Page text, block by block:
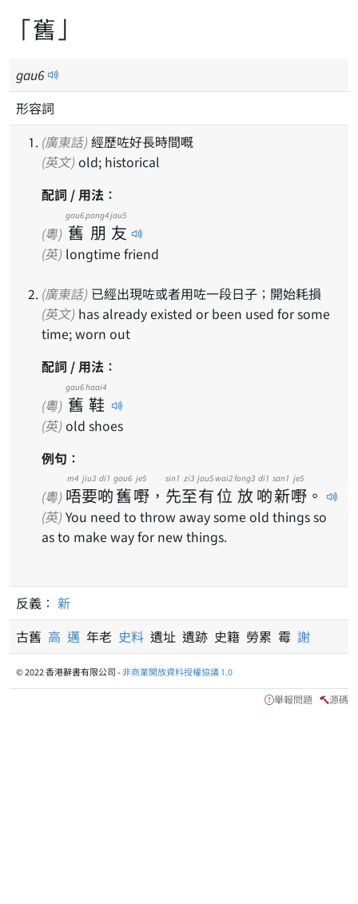
「舊」
gau6
形容詞
(廣東話) 經歷咗好長時間嘅
(英文) old; historical
配詞 / 用法：
(粵) 舊
gau6
朋
pang4
友
jau5
(英) longtime friend
(廣東話) 已經出現咗或者用咗一段日子；開始耗損
(英文)
time; worn out
配詞 / 用法：
(粵) 舊
gau6
鞋
haai4
(英) old shoes
例句：
(粵) 唔
m4
要
jiu3
啲
di1
舊
gau6
嘢
je5
， 先
sin1
至
zi3
有
jau5
位
wai2
放
fong3
啲
di1
新
san1
嘢
je5
。
(英) You need to throw away some old things so
as to make way for new things.
反義： 新
古舊 高 邁 年老 史料 遺址 遺跡 史籍 勞累 霉 謝
© 2022 香港辭書有限公司 -非商業開放資料授權協議 1.0
舉報問題 源碼